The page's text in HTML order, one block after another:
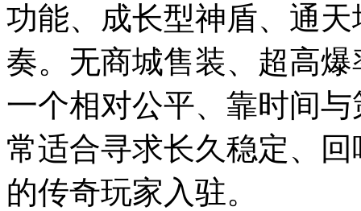
功能、成长型神盾、通
奏。无商城售装、超高
一个相对公平、靠时间
常适合寻求长久稳定、
的传奇玩家入驻。